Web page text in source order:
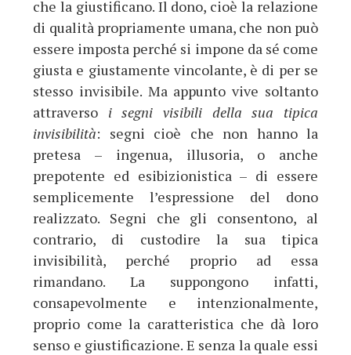
che la giustificano. Il dono, cioè la relazione
di qualità propriamente umana, che non può
essere imposta perché si impone da sé come
giusta e giustamente vincolante, è di per se
stesso invisibile. Ma appunto vive soltanto
attraverso i segni visibili della sua tipica
invisibilità: segni cioè che non hanno la
pretesa – ingenua, illusoria, o anche
prepotente ed esibizionistica – di essere
semplicemente l’espressione del dono
realizzato. Segni che gli consentono, al
contrario, di custodire la sua tipica
invisibilità, perché proprio ad essa
rimandano. La suppongono infatti,
consapevolmente e intenzionalmente,
proprio come la caratteristica che dà loro
senso e giustificazione. E senza la quale essi